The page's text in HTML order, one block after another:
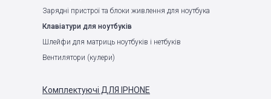
Зарядні пристрої та блоки живлення для ноутбука
Клавіатури для ноутбуків
Шлейфи для матриць ноутбуків і нетбуків
Вентилятори (кулери)
Комплектуючі ДЛЯ IPHONE